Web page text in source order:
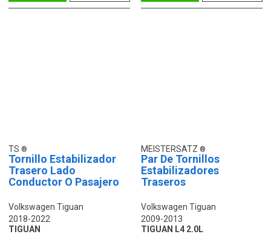
TS
Tornillo Estabilizador
Trasero Lado
Conductor O Pasajero
Volkswagen Tiguan
2018-2022
TIGUAN
MEISTERSATZ
Par De Tornillos
Estabilizadores
Traseros
Volkswagen Tiguan
2009-2013
TIGUAN L4 2.0L